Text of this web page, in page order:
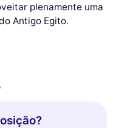
plenamente uma
Antigo Egito.